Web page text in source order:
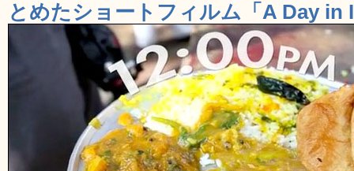
とめたショートフィルム「A Day in